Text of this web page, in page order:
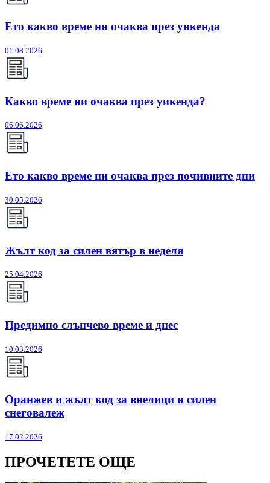
Ето какво време ни очаква през уикенда
01.08.2026
Какво време ни очаква през уикенда?
06.06.2026
Ето какво време ни очаква през почивните дни
30.05.2026
Жълт код за силен вятър в неделя
25.04.2026
Предимно слънчево време и днес
10.03.2026
Оранжев и жълт код за виелици и силен
снеговалеж
17.02.2026
ПРОЧЕТЕТЕ ОЩЕ